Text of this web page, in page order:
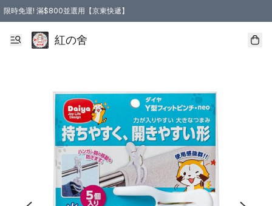
限時免運! 滿$800並選用【京東快遞】
紅の舍